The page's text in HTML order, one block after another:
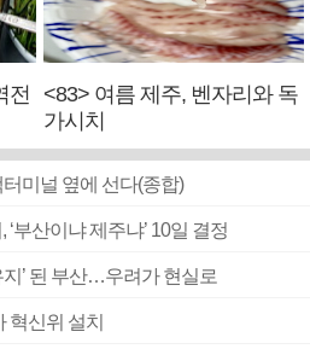
전
<83> 여름 제주, 벤자리와 독
가시치
미널 옆에 선다(종합)
부산이냐 제주냐’ 10일 결정
’ 된 부산…우려가 현실로
혁신위 설치